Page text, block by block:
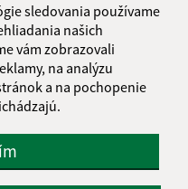
sledovania používame
našich
vám zobrazovali
na analýzu
a na pochopenie